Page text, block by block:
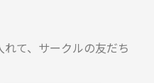
て、サークルの友だち